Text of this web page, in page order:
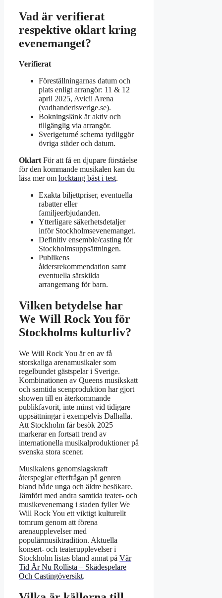
Vad är verifierat
respektive oklart kring
evenemanget?
Verifierat
Föreställningarnas datum och
plats enligt arrangör: 11 & 12
april 2025, Avicii Arena
(vadhanderisverige.se).
Bokningslänk är aktiv och
tillgänglig via arrangör.
Sverigeturné schema tydliggör
övriga städer och datum.
OklartFör att få en djupare förståelse
för den kommande musikalen kan du
läsa mer om locktang bäst i test.
Exakta biljettpriser, eventuella
rabatter eller
familjeerbjudanden.
Ytterligare säkerhetsdetaljer
inför Stockholmsevenemanget.
Definitiv ensemble/casting för
Stockholmsuppsättningen.
Publikens
åldersrekommendation samt
eventuella särskilda
arrangemang för barn.
Vilken betydelse har
We Will Rock You för
Stockholms kulturliv?
We Will Rock You är en av få
storskaliga arenamusikaler som
regelbundet gästspelar i Sverige.
Kombinationen av Queens musikskatt
och samtida scenproduktion har gjort
showen till en återkommande
publikfavorit, inte minst vid tidigare
uppsättningar i exempelvis Dalhalla.
Att Stockholm får besök 2025
markerar en fortsatt trend av
internationella musikalproduktioner på
svenska stora scener.
Musikalens genomslagskraft
återspeglar efterfrågan på genren
bland både unga och äldre besökare.
Jämfört med andra samtida teater- och
musikevenemang i staden fyller We
Will Rock You ett viktigt kulturellt
tomrum genom att förena
arenaupplevelser med
populärmusiktradition. Aktuella
konsert- och teaterupplevelser i
Stockholm listas bland annat på Vår
Tid Är Nu Rollista – Skådespelare
Och Castingöversikt.